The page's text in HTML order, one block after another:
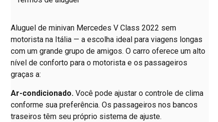
Aluguel de minivan Mercedes V Class 2022 sem
motorista na Itália — a escolha ideal para viagens longas
com um grande grupo de amigos. O carro oferece um alto
nível de conforto para o motorista e os passageiros
graças a:
Ar-condicionado. Você pode ajustar o controle de clima
conforme sua preferência. Os passageiros nos bancos
traseiros têm seu próprio sistema de ajuste.